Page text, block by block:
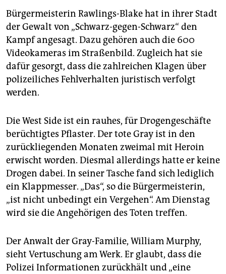
Bürgermeisterin Rawlings-Blake hat in ihrer Stadt
der Gewalt von „Schwarz-gegen-Schwarz“ den
Kampf angesagt. Dazu gehören auch die 600
Videokameras im Straßenbild. Zugleich hat sie
dafür gesorgt, dass die zahlreichen Klagen über
polizeiliches Fehlverhalten juristisch verfolgt
werden.
Die West Side ist ein rauhes, für Drogengeschäfte
berüchtigtes Pflaster. Der tote Gray ist in den
zurückliegenden Monaten zweimal mit Heroin
erwischt worden. Diesmal allerdings hatte er keine
Drogen dabei. In seiner Tasche fand sich lediglich
ein Klappmesser. „Das“, so die Bürgermeisterin,
„ist nicht unbedingt ein Vergehen“. Am Dienstag
wird sie die Angehörigen des Toten treffen.
Der Anwalt der Gray-Familie, William Murphy,
sieht Vertuschung am Werk. Er glaubt, dass die
Polizei Informationen zurückhält und „eine